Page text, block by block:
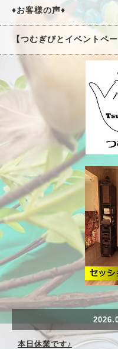
♦お客様の声♦
【つむぎびとイベントペ
本日休業です♪